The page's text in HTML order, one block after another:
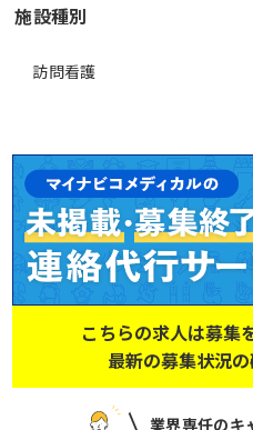
施設種別
訪問看護
こちらの求人は募集
最新の募集状況の
業界専任のキ